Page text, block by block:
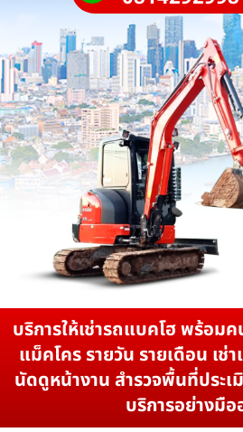
บริการให้เช่ารถแบคโฮ พร้อม
แม็คโคร รายวัน รายเดือน เช่
นัดดูหน้างาน สำรวจพื้นที่ประเ
บริการอย่างมื